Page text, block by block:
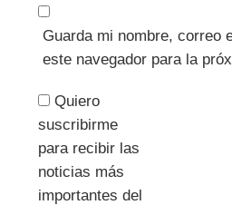
Guarda mi nombre, correo
este navegador para la
Quiero
suscribirme
para recibir las
noticias más
importantes del